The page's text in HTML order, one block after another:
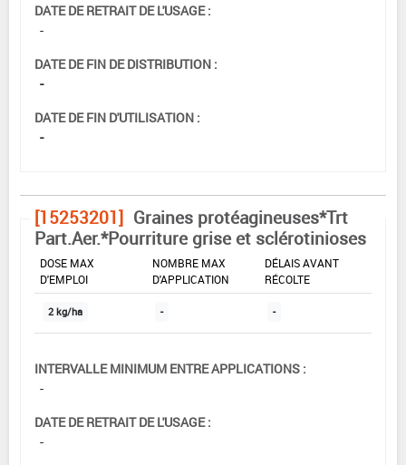
DATE DE RETRAIT DE L'USAGE :
-
DATE DE FIN DE DISTRIBUTION :
-
DATE DE FIN D'UTILISATION :
-
[15253201] Graines protéagineuses*Trt
Part.Aer.*Pourriture grise et sclérotinioses
DOSE MAX
D'EMPLOI
NOMBRE MAX
D'APPLICATION
DÉLAIS AVANT
RÉCOLTE
2 kg/ha - -
INTERVALLE MINIMUM ENTRE APPLICATIONS :
-
DATE DE RETRAIT DE L'USAGE :
-